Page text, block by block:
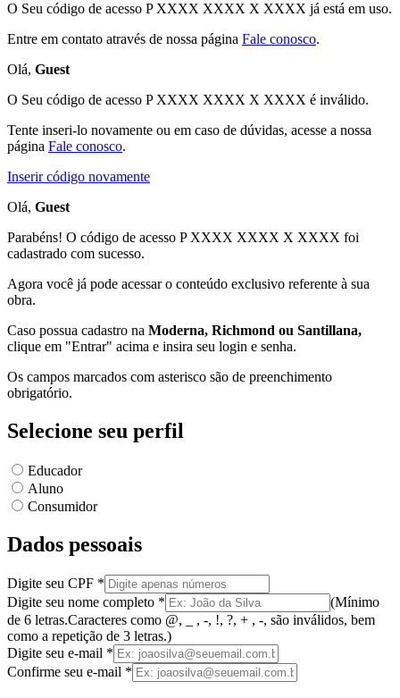
O Seu código de acesso P XXXX XXXX X XXXX já está em uso.
Entre em contato através de nossa página Fale conosco.
Olá, Guest
O Seu código de acesso P XXXX XXXX X XXXX é inválido.
Tente inseri-lo novamente ou em caso de dúvidas, acesse a nossa
página Fale conosco.
Inserir código novamente
Olá, Guest
Parabéns! O código de acesso P XXXX XXXX X XXXX foi
cadastrado com sucesso.
Agora você já pode acessar o conteúdo exclusivo referente à sua
obra.
Caso possua cadastro na Moderna, Richmond ou Santillana,
clique em "Entrar" acima e insira seu login e senha.
Os campos marcados com asterisco são de preenchimento
obrigatório.
Selecione seu perfil
Educador
Aluno
Consumidor
Dados pessoais
Digite seu CPF *
Digite seu nome completo * (Mínimo
de 6 letras.Caracteres como @, _ , -, !, ?, + , -, são inválidos, bem
como a repetição de 3 letras.)
Digite seu e-mail *
Confirme seu e-mail *